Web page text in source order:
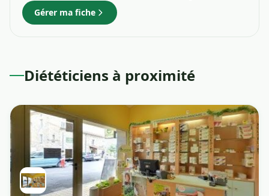
Gérer ma fiche
Diététiciens à proximité